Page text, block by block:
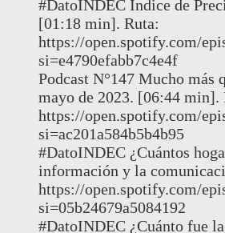
#DatoINDEC Índice de
[01:18 min]. Ruta:
https://open.spotify.com/
si=e4790efabb7c4e4f
Podcast N°147 Mucho más
mayo de 2023. [06:44 min].
https://open.spotify.com/
si=ac201a584b5b4b95
#DatoINDEC ¿Cuántos
información y la
https://open.spotify.com/
si=05b24679a5084192
#DatoINDEC ¿Cuánto fue